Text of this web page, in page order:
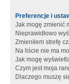
Preferencje i
Jak mogę zmienić
Nieprawidłowo
Zmieniłem strefę
Na liście nie ma
Jak mogę
Czym jest moja
Dlaczego muszę